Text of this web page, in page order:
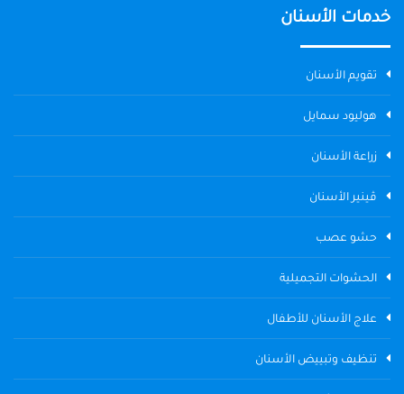
خدمات الأسنان
تقويم الأسنان
هوليود سمايل
زراعة الأسنان
ڤينير الأسنان
حشو عصب
الحشوات التجميلية
علاج الأسنان للأطفال
تنظيف وتبييض الأسنان